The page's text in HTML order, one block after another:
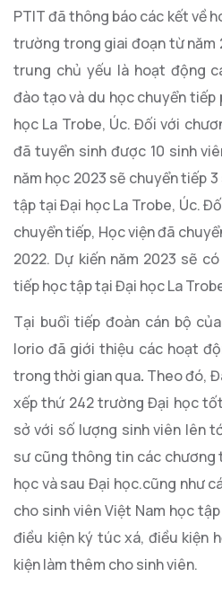
PTIT đã thông báo các kết về
trường trong giai đoạn từ năm
trung chủ yếu là hoạt động
đào tạo và du học chuyển tiếp
học La Trobe, Úc. Đối với
đã tuyển sinh được 10 sinh
năm học 2023 sẽ chuyển tiếp
tập tại Đại học La Trobe, Úc.
chuyển tiếp, Học viện đã
2022. Dự kiến năm 2023 sẽ
tiếp học tập tại Đại học La
Tại buổi tiếp đoàn cán bộ
Iorio đã giới thiệu các hoạt
trong thời gian qua. Theo đó,
xếp thứ 242 trường Đại học
sở với số lượng sinh viên lên
sư cũng thông tin các
học và sau Đại học.cũng như
cho sinh viên Việt Nam học
điều kiện ký túc xá, điều kiện
kiện làm thêm cho sinh viên.